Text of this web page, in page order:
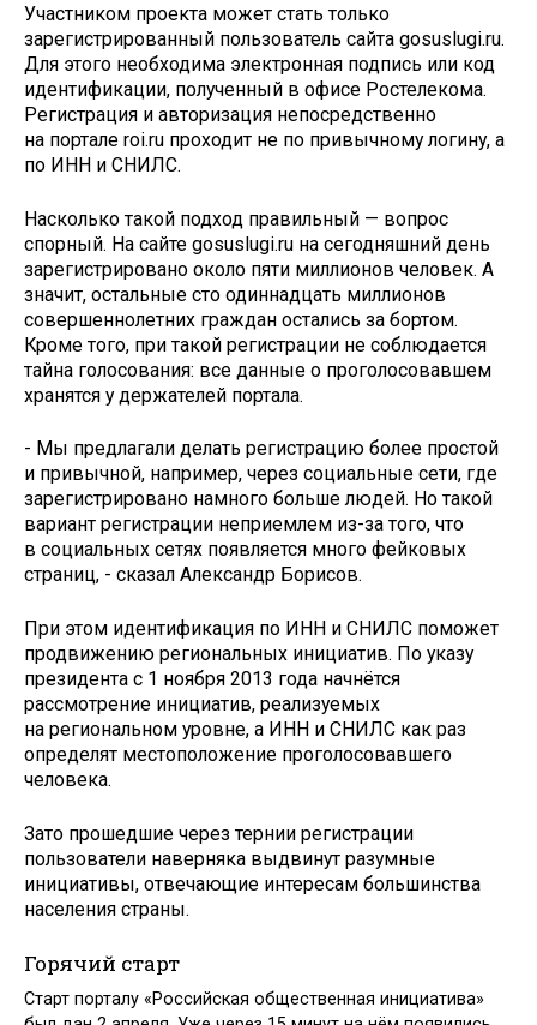
Участником проекта может стать только
зарегистрированный пользователь сайта gosuslugi.ru.
Для этого необходима электронная подпись или код
идентификации, полученный в офисе Ростелекома.
Регистрация и авторизация непосредственно
на портале roi.ru проходит не по привычному логину, а
по ИНН и СНИЛС.
Насколько такой подход правильный — вопрос
спорный. На сайте gosuslugi.ru на сегодняшний день
зарегистрировано около пяти миллионов человек. А
значит, остальные сто одиннадцать миллионов
совершеннолетних граждан остались за бортом.
Кроме того, при такой регистрации не соблюдается
тайна голосования: все данные о проголосовавшем
хранятся у держателей портала.
- Мы предлагали делать регистрацию более простой
и привычной, например, через социальные сети, где
зарегистрировано намного больше людей. Но такой
вариант регистрации неприемлем из-за того, что
в социальных сетях появляется много фейковых
страниц, - сказал Александр Борисов.
При этом идентификация по ИНН и СНИЛС поможет
продвижению региональных инициатив. По указу
президента с 1 ноября 2013 года начнётся
рассмотрение инициатив, реализуемых
на региональном уровне, а ИНН и СНИЛС как раз
определят местоположение проголосовавшего
человека.
Зато прошедшие через тернии регистрации
пользователи наверняка выдвинут разумные
инициативы, отвечающие интересам большинства
населения страны.
Горячий старт
Старт порталу «Российская общественная инициатива»